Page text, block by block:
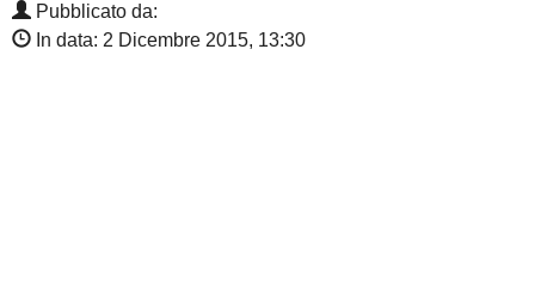
Pubblicato da:
In data: 2 Dicembre 2015, 13:30